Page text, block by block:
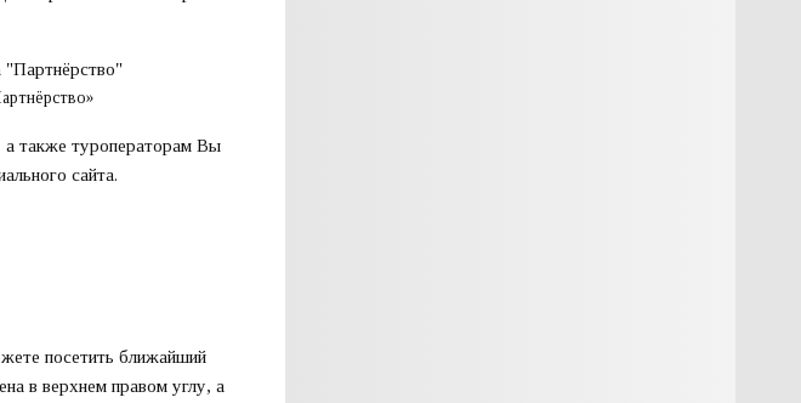
а также туроператорам Вы
сайта.
посетить ближайший
в верхнем правом углу, а